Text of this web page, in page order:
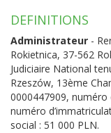
DEFINITIONS
Administrateur -
Rokietnica, 37-562
Judiciaire National
Rzeszów, 13ème
0000447909, numéro
numéro
social : 51 000 PLN.